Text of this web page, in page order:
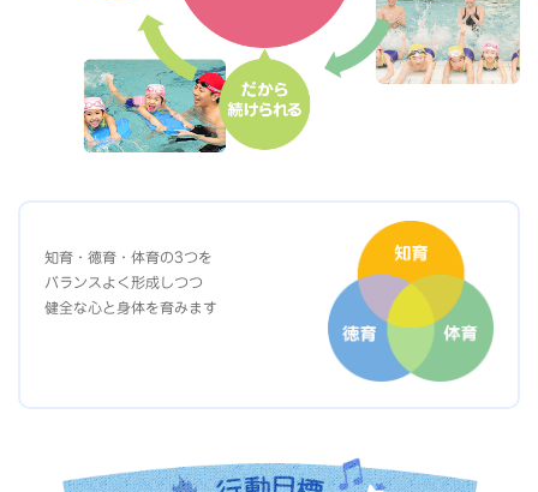
知育・徳育・体育の3つを
バランスよく形成しつつ
健全な心と身体を育みます